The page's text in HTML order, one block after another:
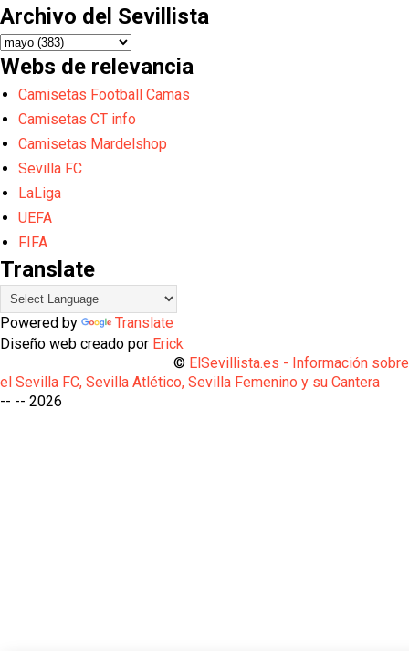
Archivo del Sevillista
Webs de relevancia
Camisetas Football Camas
Camisetas CT info
Camisetas Mardelshop
Sevilla FC
LaLiga
UEFA
FIFA
Translate
Powered by
Translate
Diseño web creado por Erick
© ElSevillista.es - Información sobre
el Sevilla FC, Sevilla Atlético, Sevilla Femenino y su Cantera
-- -- 2026